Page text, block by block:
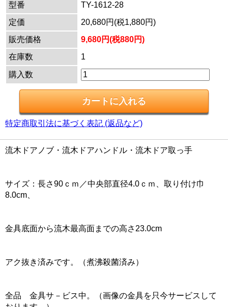
型番
TY-1612-28
定価
20,680円(税1,880円)
販売価格
9,680円(税880円)
在庫数
1
購入数
特定商取引法に基づく表記 (返品など)
流木ドアノブ・流木ドアハンドル・流木ドア取っ手
サイズ：長さ90ｃｍ／中央部直径4.0ｃｍ、取り付け巾
8.0cm、
金具底面から流木最高面までの高さ23.0cm
アク抜き済みです。（煮沸殺菌済み）
全品 金具サ－ビス中。（画像の金具を只今サービスして